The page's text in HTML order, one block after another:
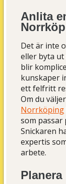
Anlita
Det är inte
eller byta
blir
kunskaper
ett felfritt
Om du
Norrköping
som
Snickaren
expertis
arbete.